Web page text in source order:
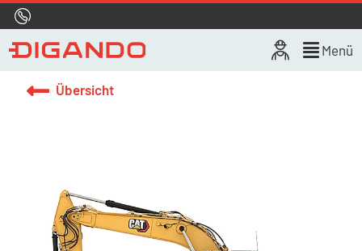
Menü
Übersicht